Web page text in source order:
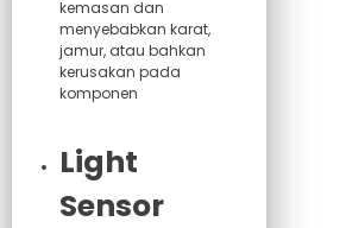
kemasan dan
menyebabkan karat,
jamur, atau bahkan
kerusakan pada
komponen
Light
Sensor